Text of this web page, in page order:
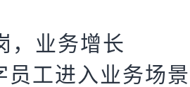
，业务增长
员工进入业务场景